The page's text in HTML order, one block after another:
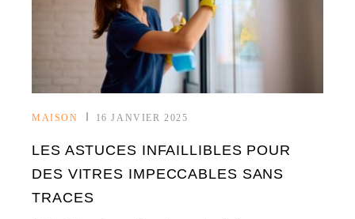
MAISON 16 JANVIER 2025
LES ASTUCES INFAILLIBLES POUR
DES VITRES IMPECCABLES SANS
TRACES